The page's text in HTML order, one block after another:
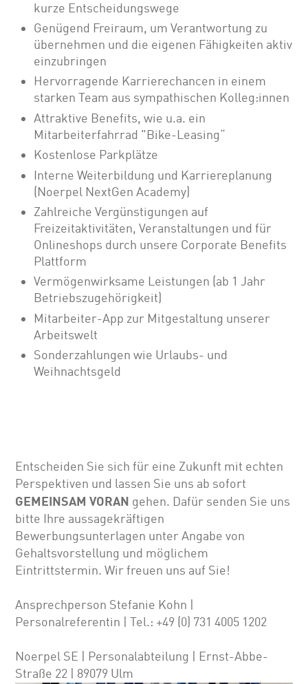
kurze Entscheidungswege
Genügend Freiraum, um Verantwortung zu
übernehmen und die eigenen Fähigkeiten aktiv
einzubringen
Hervorragende Karrierechancen in einem
starken Team aus sympathischen Kolleg:innen
Attraktive Benefits, wie u.a. ein
Mitarbeiterfahrrad "Bike-Leasing“
Kostenlose Parkplätze
Interne Weiterbildung und Karriereplanung
(Noerpel NextGen Academy)
Zahlreiche Vergünstigungen auf
Freizeitaktivitäten, Veranstaltungen und für
Onlineshops durch unsere Corporate Benefits
Plattform
Vermögenwirksame Leistungen (ab 1 Jahr
Betriebszugehörigkeit)
Mitarbeiter-App zur Mitgestaltung unserer
Arbeitswelt
Sonderzahlungen wie Urlaubs- und
Weihnachtsgeld
Entscheiden Sie sich für eine Zukunft mit echten
Perspektiven und lassen Sie uns ab sofort
GEMEINSAM VORAN gehen. Dafür senden Sie uns
bitte Ihre aussagekräftigen
Bewerbungsunterlagen unter Angabe von
Gehalts­vor­stellung und möglichem
Eintrittstermin. Wir freuen uns auf Sie!
Ansprechperson Stefanie Kohn |
Personalreferentin | Tel.: +49 (0) 731 4005 1202
Noerpel SE | Personalabteilung | Ernst-Abbe-
Straße 22 | 89079 Ulm